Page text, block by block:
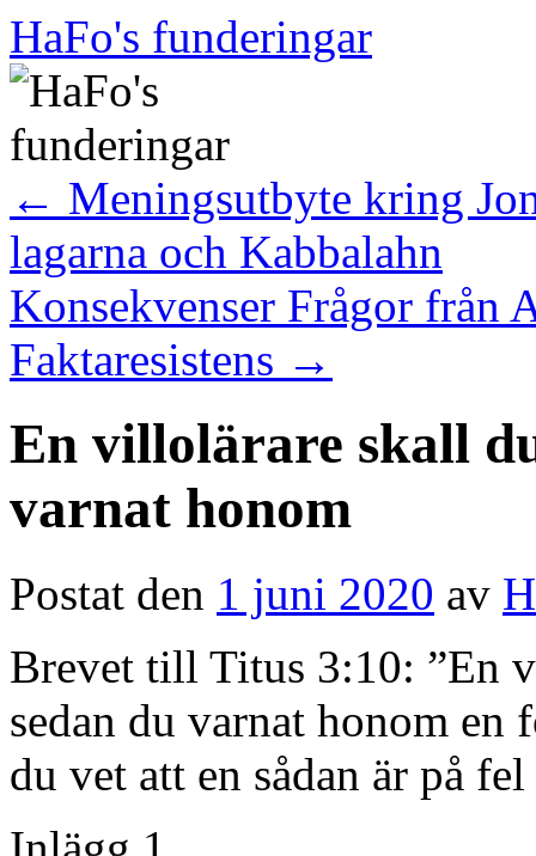
Hoppa
till
innehåll
HaFo's funderingar
← Meningsutbyte kring
lagarna och Kabbalahn
Konsekvenser Frågor från
Faktaresistens →
En villolärare skall
varnat honom
Postat den 1 juni 2020 av
Brevet till Titus 3:10: ”En
sedan du varnat honom en
du vet att en sådan är på